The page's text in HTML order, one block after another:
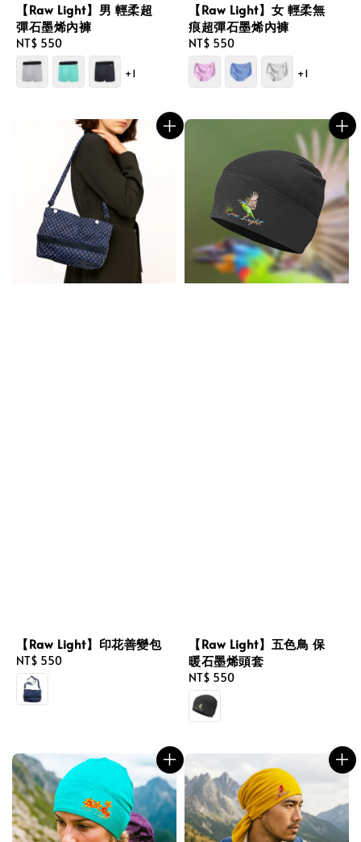
【Raw Light】男 輕柔超
彈石墨烯內褲
Regular
price
NT$ 550
+1
【Raw Light】女 輕柔無
痕超彈石墨烯內褲
Regular
price
NT$ 550
+1
【Raw Light】印花善變包
Regular
price
NT$ 550
【Raw Light】五色鳥 保
暖石墨烯頭套
Regular
price
NT$ 550